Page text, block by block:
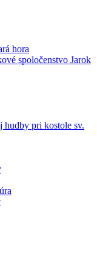
hora
spoločenstvo Jarok
hudby pri kostole sv.